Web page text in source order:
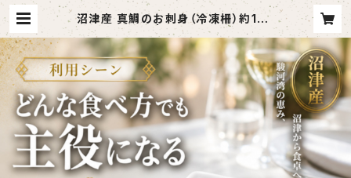
沼津産 真鯛のお刺身（冷凍柵）約130
g×2袋 | otodoketai